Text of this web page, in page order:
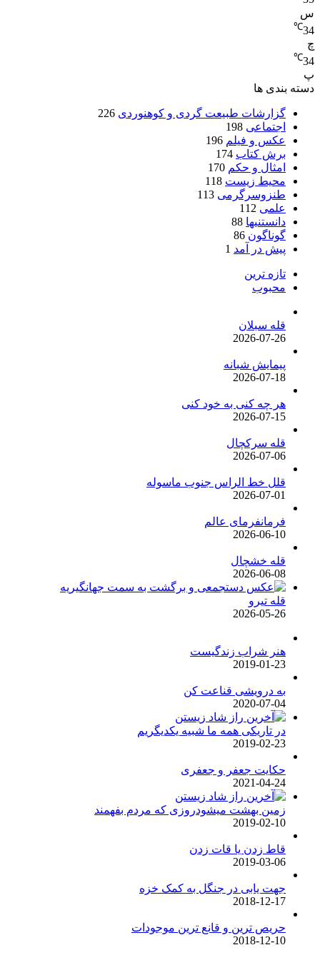
س
34
℃
چ
34
℃
پ
دسته بندی ها
گزارشات طبیعت گردی و کوهنوردی 226
اجتماعی 198
عکس و فیلم 196
برش کتاب 174
امثال و حکم 170
محیط زیست 118
طنزوسرگرمی 113
علمی 112
دانستنیها 88
گوناگون 86
پیش در آمد 1
تازه ترین
محبوب
قله سبلان
2026-07-26
پیمایش شبانه
2026-07-18
هر چه کنی به خود کنی
2026-07-15
قله سرکچال
2026-07-06
قلل خط الراس جنوب ماسوله
2026-07-01
فرمانفرمای عالم
2026-06-10
قله خشچال
2026-06-08
قله تیرو
2026-05-26
هنر شراب زندگیست
2019-01-23
به درویشی قناعت کن
2020-07-04
در تاریکی همه ما شبیه یکدیگریم
2019-02-23
حکایت جعفر و جعفری
2021-04-24
زمین بهشت میشودروزی که مردم بفهمند
2019-02-10
قاط زدن یا قات زدن
2019-03-06
جهت یابی در جنگل به کمک خزه
2018-12-17
حریص ترین و قانع ترین موجودات
2018-12-10